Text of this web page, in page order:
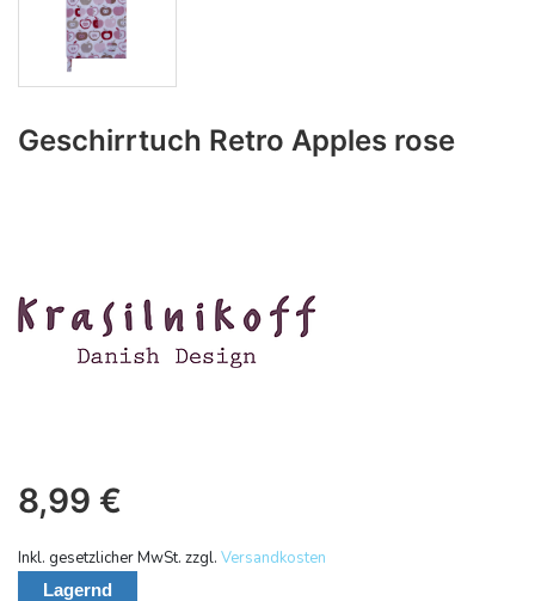
Geschirrtuch Retro Apples rose
8,99 €
Inkl. gesetzlicher MwSt. zzgl. Versandkosten
Lagernd